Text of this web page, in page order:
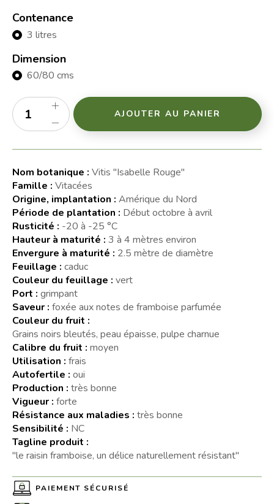
Contenance
3 litres
Dimension
60/80 cms
AJOUTER AU PANIER
Nom botanique : Vitis "Isabelle Rouge"
Famille : Vitacées
Origine, implantation : Amérique du Nord
Période de plantation : Début octobre à avril
Rusticité : -20 à -25 °C
Hauteur à maturité : 3 à 4 mètres environ
Envergure à maturité : 2.5 mètre de diamètre
Feuillage : caduc
Couleur du feuillage : vert
Port : grimpant
Saveur : foxée aux notes de framboise parfumée
Couleur du fruit :
Grains noirs bleutés, peau épaisse, pulpe charnue
Calibre du fruit : moyen
Utilisation : frais
Autofertile : oui
Production : très bonne
Vigueur : forte
Résistance aux maladies : très bonne
Sensibilité : NC
Tagline produit :
"le raisin framboise, un délice naturellement résistant"
PAIEMENT SÉCURISÉ